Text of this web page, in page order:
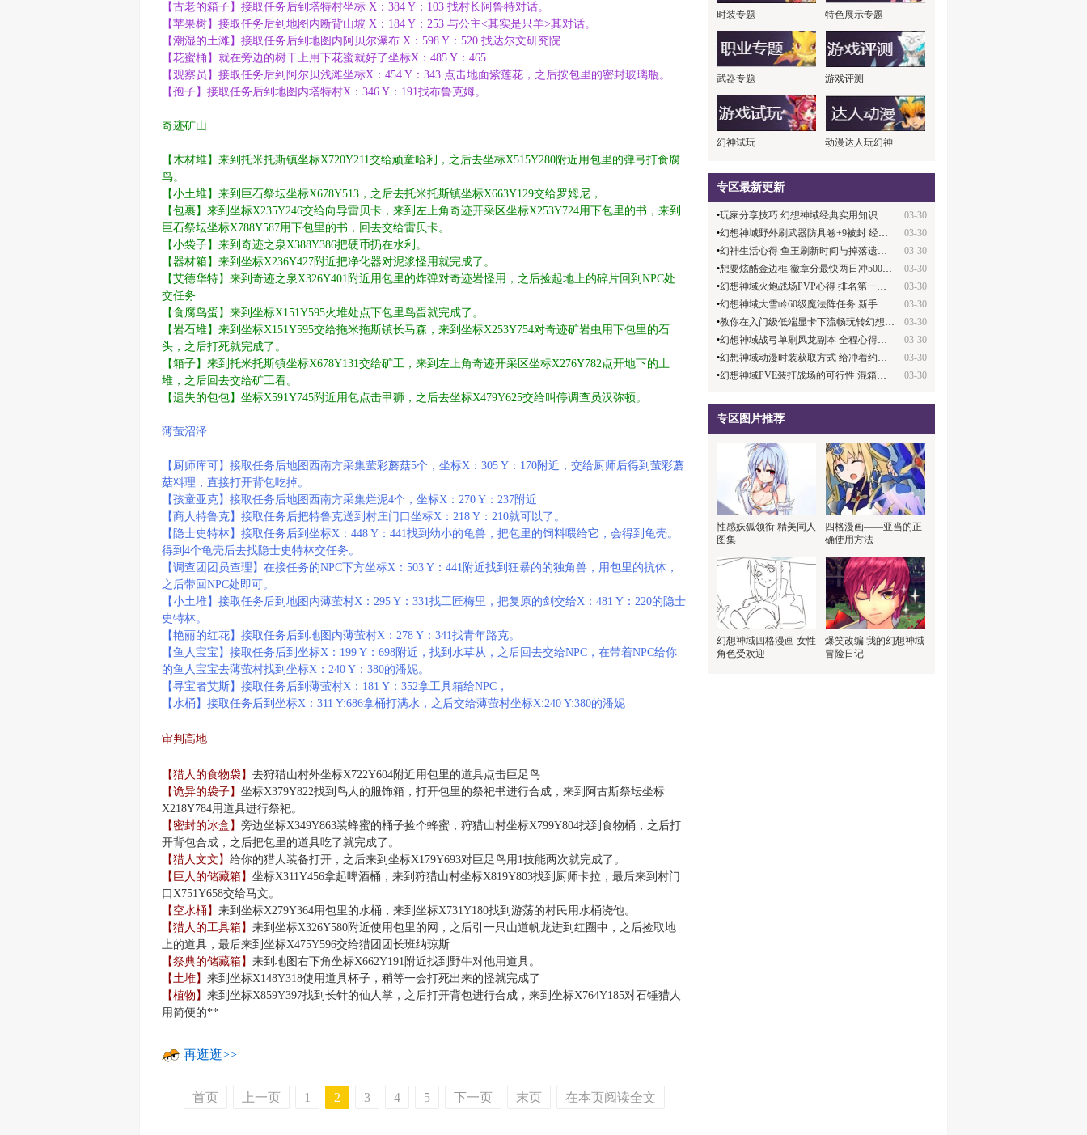
【古老的箱子】接取任务后到塔特村坐标 X：384 Y：103 找村长阿鲁特对话。
【苹果树】接取任务后到地图内断背山坡 X：184 Y：253 与公主<其实是只羊>其对话。
【潮湿的土滩】接取任务后到地图内阿贝尔瀑布 X：598 Y：520 找达尔文研究院
【花蜜桶】就在旁边的树干上用下花蜜就好了坐标X：485 Y：465
【观察员】接取任务后到阿尔贝浅滩坐标X：454 Y：343 点击地面紫莲花，之后按包里的密封玻璃瓶。
【孢子】接取任务后到地图内塔特村X：346 Y：191找布鲁克姆。
奇迹矿山
【木材堆】来到托米托斯镇坐标X720Y211交给顽童哈利，之后去坐标X515Y280附近用包里的弹弓打食腐
鸟。
【小土堆】来到巨石祭坛坐标X678Y513，之后去托米托斯镇坐标X663Y129交给罗姆尼，
【包裹】来到坐标X235Y246交给向导雷贝卡，来到左上角奇迹开采区坐标X253Y724用下包里的书，来到
巨石祭坛坐标X788Y587用下包里的书，回去交给雷贝卡。
【小袋子】来到奇迹之泉X388Y386把硬币扔在水利。
【器材箱】来到坐标X236Y427附近把净化器对泥浆怪用就完成了。
【艾德华特】来到奇迹之泉X326Y401附近用包里的炸弹对奇迹岩怪用，之后捡起地上的碎片回到NPC处
交任务
【食腐鸟蛋】来到坐标X151Y595火堆处点下包里鸟蛋就完成了。
【岩石堆】来到坐标X151Y595交给拖米拖斯镇长马森，来到坐标X253Y754对奇迹矿岩虫用下包里的石
头，之后打死就完成了。
【箱子】来到托米托斯镇坐标X678Y131交给矿工，来到左上角奇迹开采区坐标X276Y782点开地下的土
堆，之后回去交给矿工看。
【遗失的包包】坐标X591Y745附近用包点击甲狮，之后去坐标X479Y625交给叫停调查员汉弥顿。
薄萤沼泽
【 厨师库可】接取任务后地图西南方采集萤彩蘑菇5个，坐标X：305 Y：170附近，交给厨师后得到萤彩蘑
菇料理，直接打开背包吃掉。
【孩童亚克】接取任务后地图西南方采集烂泥4个，坐标X：270 Y：237附近
【商人特鲁克】接取任务后把特鲁克送到村庄门口坐标X：218 Y：210就可以了。
【隐士史特林】接取任务后到坐标X：448 Y：441找到幼小的龟兽，把包里的饲料喂给它，会得到龟壳。
得到4个龟壳后去找隐士史特林交任务。
【调查团团员查理】在接任务的NPC下方坐标X：503 Y：441附近找到狂暴的的独角兽，用包里的抗体，
之后带回NPC处即可。
【小土堆】接取任务后到地图内薄萤村X：295 Y：331找工匠梅里，把复原的剑交给X：481 Y：220的隐士
史特林。
【艳丽的红花】接取任务后到地图内薄萤村X：278 Y：341找青年路克。
【鱼人宝宝】接取任务后到坐标X：199 Y：698附近，找到水草从，之后回去交给NPC，在带着NPC给你
的鱼人宝宝去薄萤村找到坐标X：240 Y：380的潘妮。
【寻宝者艾斯】接取任务后到薄萤村X：181 Y：352拿工具箱给NPC，
【水桶】接取任务后到坐标X：311 Y:686拿桶打满水，之后交给薄萤村坐标X:240 Y:380的潘妮
审判高地
【猎人的食物袋】 去狩猎山村外坐标X722Y604附近用包里的道具点击巨足鸟
【诡异的袋子】 坐标X379Y822找到鸟人的服饰箱，打开包里的祭祀书进行合成，来到阿古斯祭坛坐标
X218Y784用道具进行祭祀。
【密封的冰盒】 旁边坐标X349Y863装蜂蜜的桶子捡个蜂蜜，狩猎山村坐标X799Y804找到食物桶，之后打
开背包合成，之后把包里的道具吃了就完成了。
【猎人文文】 给你的猎人装备打开，之后来到坐标X179Y693对巨足鸟用1技能两次就完成了。
【巨人的储藏箱】 坐标X311Y456拿起啤酒桶，来到狩猎山村坐标X819Y803找到厨师卡拉，最后来到村门
口X751Y658交给马文。
【空水桶】 来到坐标X279Y364用包里的水桶，来到坐标X731Y180找到游荡的村民用水桶浇他。
【猎人的工具箱】 来到坐标X326Y580附近使用包里的网，之后引一只山道帆龙进到红圈中，之后捡取地
上的道具，最后来到坐标X475Y596交给猎团团长班纳琼斯
【祭典的储藏箱】 来到地图右下角坐标X662Y191附近找到野牛对他用道具。
【土堆】 来到坐标X148Y318使用道具杯子，稍等一会打死出来的怪就完成了
【植物】 来到坐标X859Y397找到长针的仙人掌，之后打开背包进行合成，来到坐标X764Y185对石锤猎人
用简便的**
再逛逛>>
首页 上一页 1 2 3 4 5 下一页 末页 在本页阅读全文
时装专题 特色展示专题
武器专题 游戏评测
幻神试玩 动漫达人玩幻神
专区最新更新
03-30
•玩家分享技巧 幻想神域经典实用知识大盘点
03-30
•幻想神域野外刷武器防具卷+9被封 经验与教…
03-30
•幻神生活心得 鱼王刷新时间与掉落遗产及数…
03-30
•想要炫酷金边框 徽章分最快两日冲500攻略
03-30
•幻想神域火炮战场PVP心得 排名第一经验
03-30
•幻想神域大雪岭60级魔法阵任务 新手绕路技…
03-30
•教你在入门级低端显卡下流畅玩转幻想神域
03-30
•幻想神域战弓单刷风龙副本 全程心得分享
03-30
•幻想神域动漫时装获取方式 给冲着约会大作…
03-30
•幻想神域PVE装打战场的可行性 混箱子技巧
专区图片推荐
性感妖狐领衔 精美同人
图集
四格漫画——亚当的正
确使用方法
幻想神域四格漫画 女性
角色受欢迎
爆笑改编 我的幻想神域
冒险日记